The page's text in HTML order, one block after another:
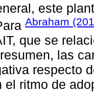
este
Abraham
que se
las
respecto
el ritmo de